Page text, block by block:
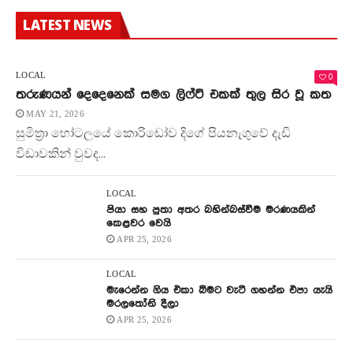
LATEST NEWS
LOCAL 0
තරුණයන් දෙදෙනෙක් සමග ලිෆ්ට් එකක් තුල සිර වූ කත
MAY 21, 2026
සුමිත්‍රා හෝටලයේ කොරිඩෝව දිගේ පියනැගුවේ දැඩි
විඩාවකින් වුවද...
LOCAL
පියා සහ පුතා අතර බහින්බස්වීම මරණයකින්
කෙළවර වෙයි
APR 25, 2026
LOCAL
මැරෙන්න ගිය එකා බිමට වැටී ගහන්න එපා යැයි
මරලතෝනි දීලා
APR 25, 2026